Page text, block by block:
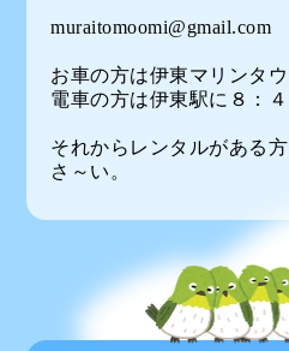
muraitomoomi@gmail.com
お車の方は伊東マリンタ
電車の方は伊東駅に８：
それからレンタルがある
さ～い。